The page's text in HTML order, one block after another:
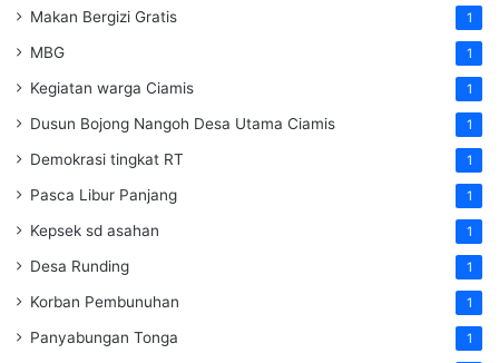
Makan Bergizi Gratis 1
MBG 1
Kegiatan warga Ciamis 1
Dusun Bojong Nangoh Desa Utama Ciamis 1
Demokrasi tingkat RT 1
Pasca Libur Panjang 1
Kepsek sd asahan 1
Desa Runding 1
Korban Pembunuhan 1
Panyabungan Tonga 1